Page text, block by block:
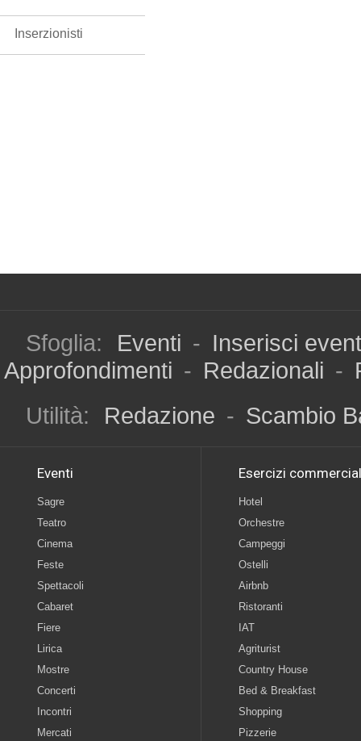
Inserzionisti
Sfoglia: Eventi - Inserisci
Approfondimenti - Redazionali -
Utilità:
Redazione - Scambio
Eventi
Sagre
Teatro
Cinema
Feste
Spettacoli
Cabaret
Fiere
Lirica
Mostre
Concerti
Incontri
Mercati
Esercizi
Hotel
Orchestre
Campeggi
Ostelli
Airbnb
Ristoranti
IAT
Agriturist
Country House
Bed & Breakfast
Shopping
Pizzerie